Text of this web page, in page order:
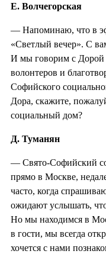
Е. Волчегорская
— Напоминаю, что в
«Светлый вечер». С
И мы говорим с Дорой
волонтеров и
Софийского
Дора, скажите,
социальный дом?
Д. Туманян
— Свято-Софийский
прямо в Москве,
часто, когда
ожидают услышать,
Но мы находимся в
в гости, мы всегда
хочется с нами